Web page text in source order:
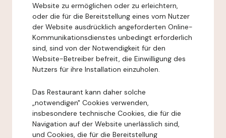
Website zu ermöglichen oder zu erleichtern,
oder die für die Bereitstellung eines vom Nutzer
der Website ausdrücklich angeforderten Online-
Kommunikationsdienstes unbedingt erforderlich
sind, sind von der Notwendigkeit für den
Website-Betreiber befreit, die Einwilligung des
Nutzers für ihre Installation einzuholen.
Das Restaurant kann daher solche
„notwendigen" Cookies verwenden,
insbesondere technische Cookies, die für die
Navigation auf der Website unerlässlich sind,
und Cookies, die für die Bereitstellung